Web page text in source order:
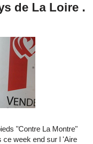
de La Loire .
"Contre La Montre"
ce week end sur l 'Aire